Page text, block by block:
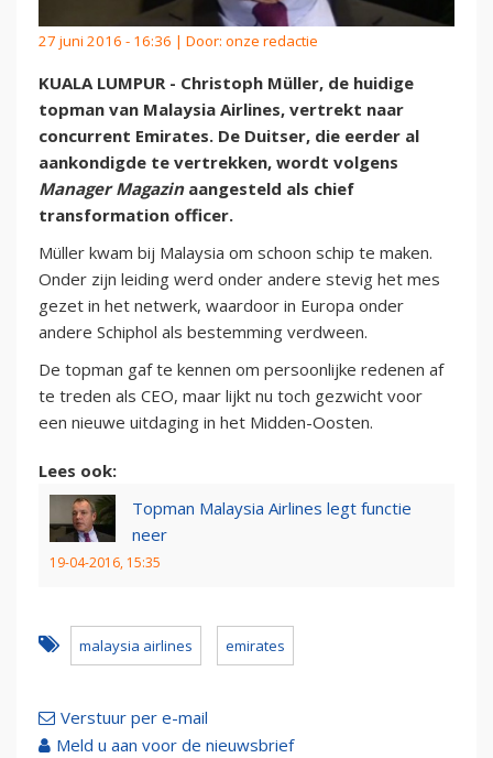
27 juni 2016 - 16:36 | Door: onze redactie
KUALA LUMPUR - Christoph Müller, de huidige
topman van Malaysia Airlines, vertrekt naar
concurrent Emirates. De Duitser, die eerder al
aankondigde te vertrekken, wordt volgens
Manager Magazinaangesteld als chief
transformation officer.
Müller kwam bij Malaysia om schoon schip te maken.
Onder zijn leiding werd onder andere stevig het mes
gezet in het netwerk, waardoor in Europa onder
andere Schiphol als bestemming verdween.
De topman gaf te kennen om persoonlijke redenen af
te treden als CEO, maar lijkt nu toch gezwicht voor
een nieuwe uitdaging in het Midden-Oosten.
Lees ook:
Topman Malaysia Airlines legt functie
neer
19-04-2016, 15:35
malaysia airlines emirates
Verstuur per e-mail
Meld u aan voor de nieuwsbrief